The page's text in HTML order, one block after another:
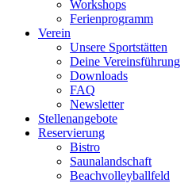
Workshops
Ferienprogramm
Verein
Unsere Sportstätten
Deine Vereinsführung
Downloads
FAQ
Newsletter
Stellenangebote
Reservierung
Bistro
Saunalandschaft
Beachvolleyballfeld